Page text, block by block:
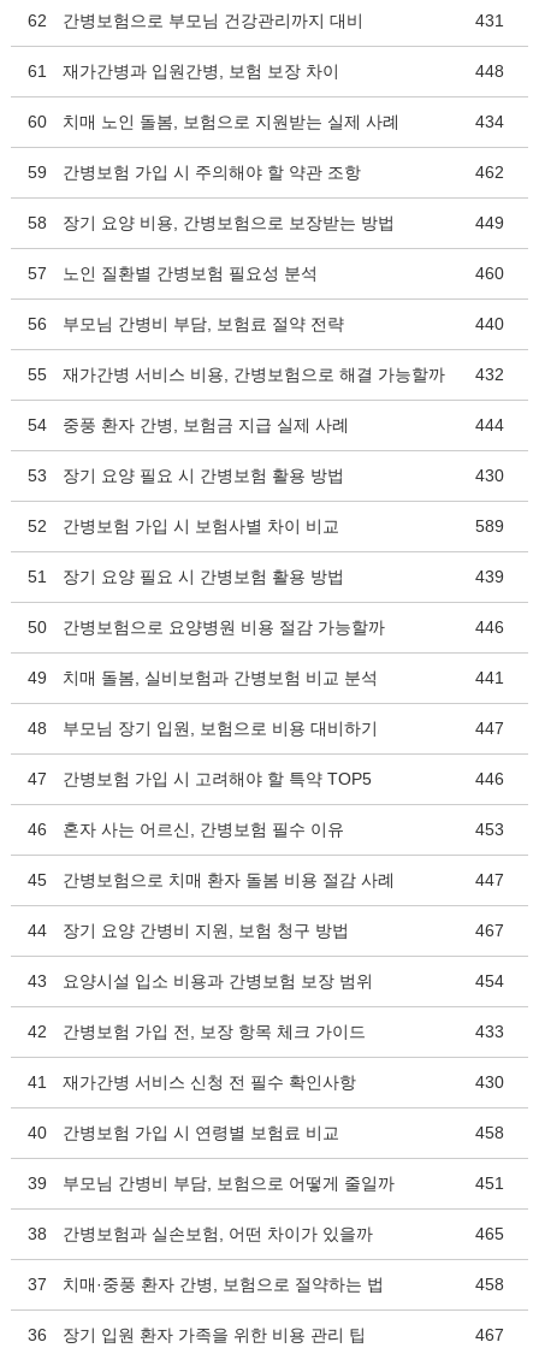
62 간병보험으로 부모님 건강관리까지 대비 431
61 재가간병과 입원간병, 보험 보장 차이 448
60 치매 노인 돌봄, 보험으로 지원받는 실제 사례 434
59 간병보험 가입 시 주의해야 할 약관 조항 462
58 장기 요양 비용, 간병보험으로 보장받는 방법 449
57 노인 질환별 간병보험 필요성 분석 460
56 부모님 간병비 부담, 보험료 절약 전략 440
55 재가간병 서비스 비용, 간병보험으로 해결 가능할까 432
54 중풍 환자 간병, 보험금 지급 실제 사례 444
53 장기 요양 필요 시 간병보험 활용 방법 430
52 간병보험 가입 시 보험사별 차이 비교 589
51 장기 요양 필요 시 간병보험 활용 방법 439
50 간병보험으로 요양병원 비용 절감 가능할까 446
49 치매 돌봄, 실비보험과 간병보험 비교 분석 441
48 부모님 장기 입원, 보험으로 비용 대비하기 447
47 간병보험 가입 시 고려해야 할 특약 TOP5 446
46 혼자 사는 어르신, 간병보험 필수 이유 453
45 간병보험으로 치매 환자 돌봄 비용 절감 사례 447
44 장기 요양 간병비 지원, 보험 청구 방법 467
43 요양시설 입소 비용과 간병보험 보장 범위 454
42 간병보험 가입 전, 보장 항목 체크 가이드 433
41 재가간병 서비스 신청 전 필수 확인사항 430
40 간병보험 가입 시 연령별 보험료 비교 458
39 부모님 간병비 부담, 보험으로 어떻게 줄일까 451
38 간병보험과 실손보험, 어떤 차이가 있을까 465
37 치매·중풍 환자 간병, 보험으로 절약하는 법 458
36 장기 입원 환자 가족을 위한 비용 관리 팁 467